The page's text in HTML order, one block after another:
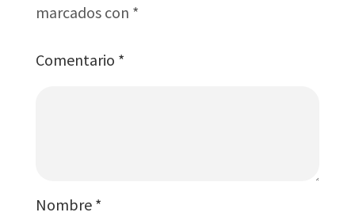
marcados con *
Comentario *
Nombre *